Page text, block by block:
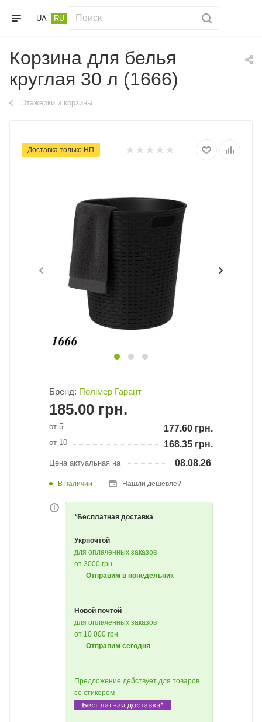
UA RU
Корзина для белья
круглая 30 л (1666)
Этажерки и корзины
Доставка тільки НП
Бренд: Полімер Гарант
185.00 грн.
от 5 177.60 грн.
от 10 168.35 грн.
Цена актуальная на 08.08.26
В наличии Нашли дешевле?
*Бесплатная доставка
Укрпочтой
для оплаченных заказов
от 3000 грн
Отправим в понедельник
Новой почтой
для оплаченных заказов
от 10 000 грн
Отправим сегодня
Предложение действует для товаров
со стикером